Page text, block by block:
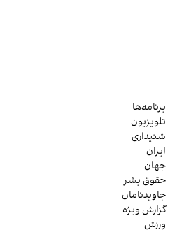
برنامه‌ها
تلویزیون
شنیداری
ایران
جهان
حقوق بشر
جاویدنامان
گزارش ویژه
ورزش